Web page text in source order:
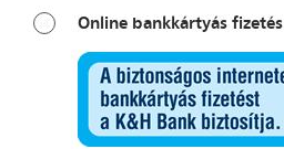
Online bankkártyás fizetés